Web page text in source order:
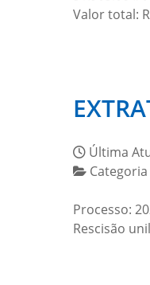
Valor total:
Última
Categoria
Processo:
Rescisão